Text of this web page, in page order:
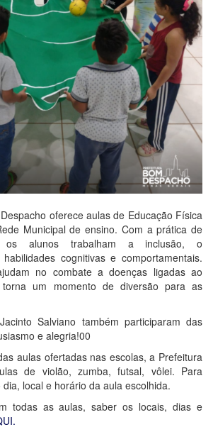
oferece aulas de Educação Física
Municipal de ensino. Com a prática de
os alunos trabalham a inclusão, o
cognitivas e comportamentais.
no combate a doenças ligadas ao
um momento de diversão para as
Salviano também participaram das
e alegria!00
aulas ofertadas nas escolas, a Prefeitura
de violão, zumba, futsal, vôlei. Para
local e horário da aula escolhida.
todas as aulas, saber os locais, dias e